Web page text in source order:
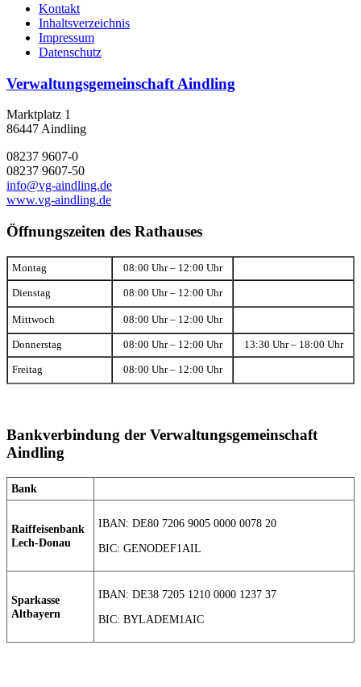
Kontakt
Inhaltsverzeichnis
Impressum
Datenschutz
Verwaltungsgemeinschaft Aindling
Marktplatz 1
86447 Aindling
08237 9607-0
08237 9607-50
info@vg-aindling.de
www.vg-aindling.de
Öffnungszeiten des Rathauses
Montag 08:00 Uhr – 12:00 Uhr
Dienstag 08:00 Uhr – 12:00 Uhr
Mittwoch 08:00 Uhr – 12:00 Uhr
Donnerstag 08:00 Uhr – 12:00 Uhr 13:30 Uhr – 18:00 Uhr
Freitag 08:00 Uhr – 12:00 Uhr
Bankverbindung der Verwaltungsgemeinschaft
Aindling
Bank
Raiffeisenbank
Lech-Donau
IBAN: DE80 7206 9005 0000 0078 20
BIC: GENODEF1AIL
Sparkasse
Altbayern
IBAN: DE38 7205 1210 0000 1237 37
BIC: BYLADEM1AIC